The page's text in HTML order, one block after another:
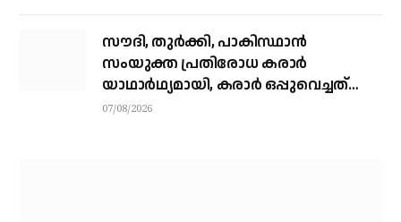
സൗദി, തുര്‍ക്കി, പാകിസ്ഥാന്‍
സംയുക്ത പ്രതിരോധ കരാര്‍
യാഥാര്‍ഥ്യമായി, കരാര്‍ ഒപ്പുവെച്ചത്
വിശുദ്ധ ഹറമിന്റെ ചാരത്ത്
07/08/2026